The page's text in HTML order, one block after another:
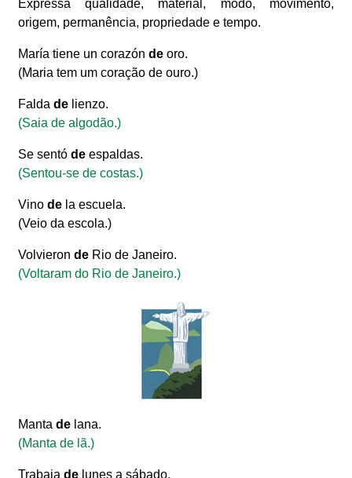
Expressa qualidade, material, modo, movimento,
origem, permanência, propriedade e tempo.
María tiene un corazónde oro.
(Maria tem um coração de ouro.)
Faldade lienzo.
(Saia de algodão.)
Se sentóde espaldas.
(Sentou-se de costas.)
Vinode la escuela.
(Veio da escola.)
Volvieronde Rio de Janeiro.
(Voltaram do Rio de Janeiro.)
Mantade lana.
(Manta de lã.)
Trabajade lunes a sábado.